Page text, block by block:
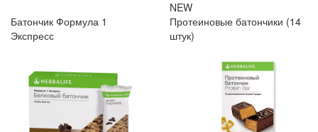
NEW
Батончик Формула 1
Экспресс
Протеиновые батончики (14
штук)